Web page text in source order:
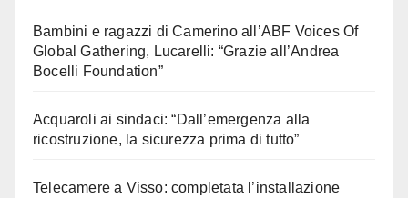
Bambini e ragazzi di Camerino all’ABF Voices Of
Global Gathering, Lucarelli: “Grazie all’Andrea
Bocelli Foundation”
Acquaroli ai sindaci: “Dall’emergenza alla
ricostruzione, la sicurezza prima di tutto”
Telecamere a Visso: completata l’installazione